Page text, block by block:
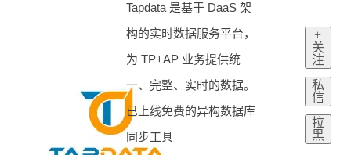
Tapdata 是基于 DaaS 架
构的实时数据服务平台，
为 TP+AP 业务提供统
一、完整、实时的数据。
已上线免费的异构数据库
同步工具
+
关
注
私
信
拉
黑